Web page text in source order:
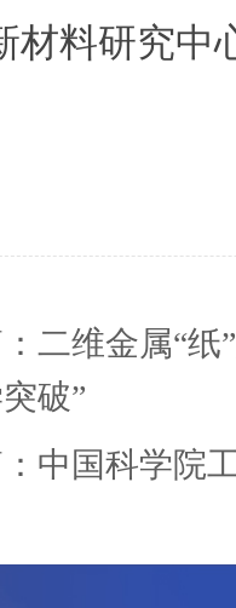
材料研究中
：二维金属“
破”
中国科学院